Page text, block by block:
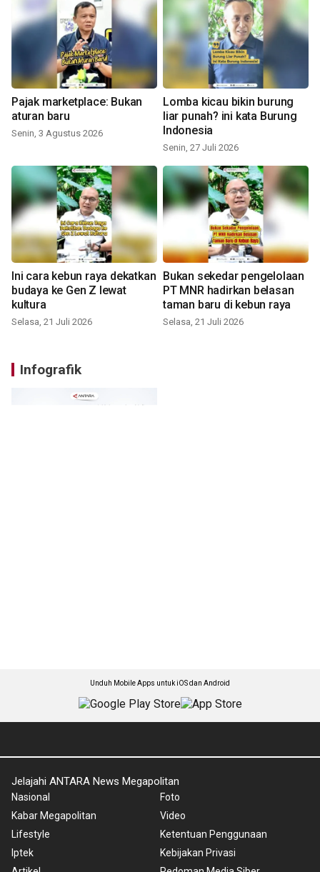
Pajak marketplace: Bukan
aturan baru
Senin, 3 Agustus 2026
Lomba kicau bikin burung
liar punah? ini kata Burung
Indonesia
Senin, 27 Juli 2026
Ini cara kebun raya dekatkan
budaya ke Gen Z lewat
kultura
Selasa, 21 Juli 2026
Bukan sekedar pengelolaan
PT MNR hadirkan belasan
taman baru di kebun raya
Selasa, 21 Juli 2026
Infografik
Unduh Mobile Apps untuk iOS dan Android
Jelajahi ANTARA News Megapolitan
Nasional
Kabar Megapolitan
Lifestyle
Iptek
Foto
Video
Ketentuan Penggunaan
Kebijakan Privasi